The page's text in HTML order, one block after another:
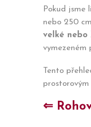
Pokud jsme
nebo 250
velké nebo
vymezeném
Tento
⇐